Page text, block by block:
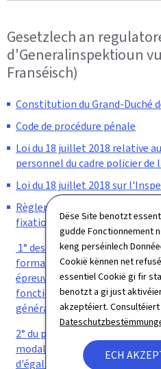
Dëse Site benotzt
gudde Fonctionnement
keng perséinlech
Cookië kënnen net
essentiel Cookië gi fir
benotzt a gi just
akzeptéiert. Consultéiert
ECH
Gesetzlech an
d'Generalinspektioun
Franséisch)
Constitution du Grand-Duché
Code de procédure pénale
Loi du 18 juillet 2018 relative
personnel du cadre policier de
Loi du 18 juillet 2018 sur
Règlement grand-ducal du 29
fixation :
1° des programmes de
formation spéciale théorique
épreuves de l'examen de fin
fonctionnaires stagiaires du
générale de la Police ;
2° du programme de
modalités classement et des
d'égalité des notes des